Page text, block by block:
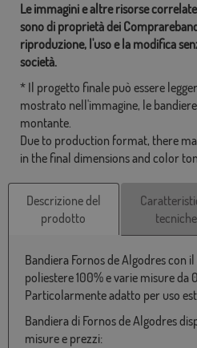
Le immagini e altre risorse
sono di proprietà dei
riproduzione, l'uso e la modifica
società.
* Il progetto finale può essere
mostrato nell'immagine, le
montante.
Due to production format, there
in the final dimensions and color
Descrizione del
prodotto
tecniche
Bandiera Fornos de Algodres con
poliestere 100% e varie misure da
Particolarmente adatto per uso
Bandiera di Fornos de Algodres
misure e prezzi: